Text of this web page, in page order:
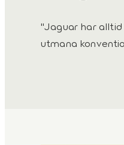
"Jaguar har
utmana